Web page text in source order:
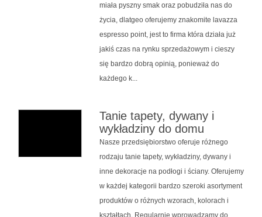
miała pyszny smak oraz pobudziła nas do
życia, dlatgeo oferujemy znakomite lavazza
espresso point, jest to firma która działa już
jakiś czas na rynku sprzedażowym i cieszy
się bardzo dobrą opinią, ponieważ do
każdego k...
Tanie tapety, dywany i
wykładziny do domu
Nasze przedsiębiorstwo oferuje różnego
rodzaju tanie tapety, wykładziny, dywany i
inne dekoracje na podłogi i ściany. Oferujemy
w każdej kategorii bardzo szeroki asortyment
produktów o różnych wzorach, kolorach i
kształtach. Regularnie wprowadzamy do